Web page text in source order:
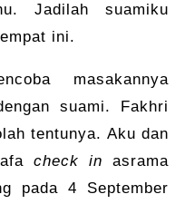
Jadilah suamiku
ini.
masakannya
suami. Fakhri
tentunya. Aku dan
check in asrama
pada 4 September